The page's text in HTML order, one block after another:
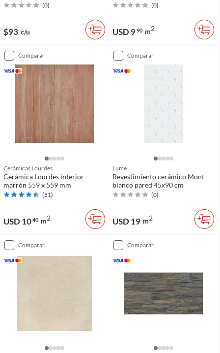
(0)
$93 c/u
(0)
USD 990 m2
comparar
Cerámicas Lourdes
Cerámica Lourdes interior
marrón 559 x 559 mm
(51)
USD 1040 m2
comparar
Lume
Revestimiento cerámico Mont
blanco pared 45x90 cm
(0)
USD 19 m2
comparar comparar